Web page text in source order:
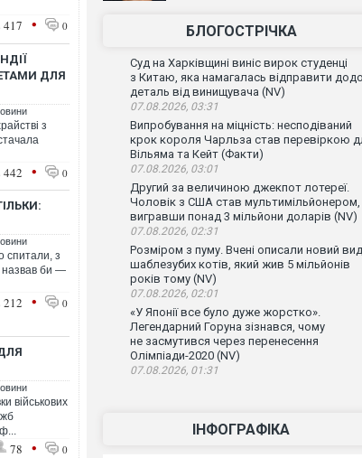
417 • 0
ДЛЯ
з
442 • 0
спитали, з
назвав би ―
212 • 0
військових
ф...
78 • 0
БЛОГОСТРІЧКА
Суд на Харківщині виніс вирок студенці
з Китаю, яка намагалась відправити
деталь від винищувача (NV)
07.08.2026, 03:31
Випробування на міцність: несподіваний
крок короля Чарльза став перевіркою
Вільяма та Кейт (Факти)
07.08.2026, 03:01
Другий за величиною джекпот лотереї.
Чоловік з США став мультимільйонером,
вигравши понад 3 мільйони доларів (NV)
07.08.2026, 02:31
Розміром з пуму. Вчені описали новий вид
шаблезубих котів, який жив 5 мільйонів
років тому (NV)
07.08.2026, 02:01
«У Японії все було дуже жорстко».
Легендарний Горуна зізнався, чому
не засмутився через перенесення
Олімпіади-2020 (NV)
07.08.2026, 01:31
ІНФОГРАФІКА